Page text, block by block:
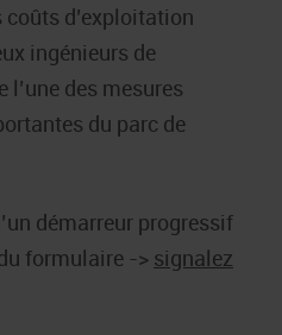
coûts d’exploitation
ingénieurs de
l’une des mesures
du parc de
démarreur progressif
formulaire -> signalez